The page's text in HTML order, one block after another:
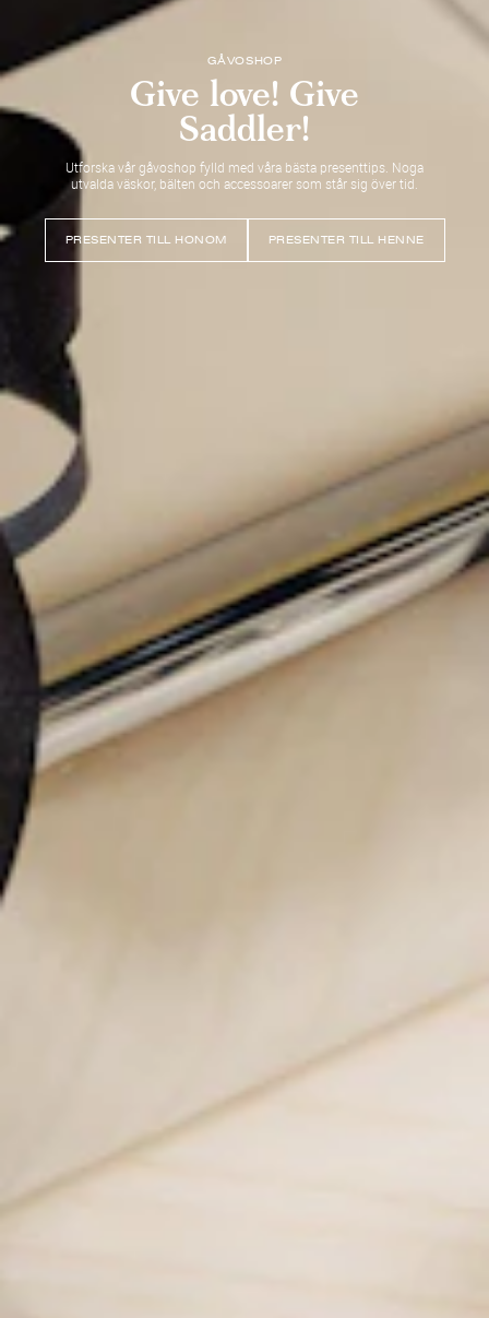
GÅVOSHOP
Give love! Give
Saddler!
Utforska vår gåvoshop fylld med våra bästa presenttips. Noga
utvalda väskor, bälten och accessoarer som står sig över tid.
PRESENTER TILL HONOM PRESENTER TILL HENNE